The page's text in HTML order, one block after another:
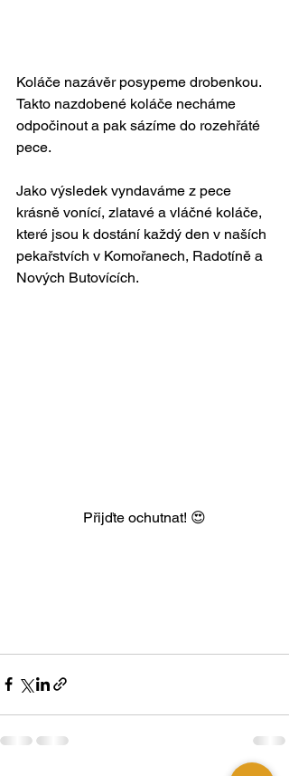
Koláče nazávěr posypeme drobenkou.
Takto nazdobené koláče necháme
odpočinout a pak sázíme do rozehřáté
pece.
Jako výsledek vyndaváme z pece
krásně vonící, zlatavé a vláčné koláče,
které jsou k dostání každý den v naších
pekařstvích v Komořanech, Radotíně a
Nových Butovících.
Přijďte ochutnat! 😍